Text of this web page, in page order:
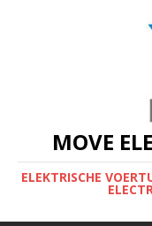
MOVE
ELEKTRISCHE